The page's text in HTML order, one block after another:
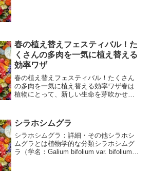
春の植え替えフェスティバル！た
くさんの多肉を一気に植え替える
効率ワザ
春の植え替えフェスティバル！たくさん
の多肉を一気に植え替える効率ワザ春は
植物にとって、新しい生命を芽吹かせる
るのに最適な時期を迎えます。この時期
に植え替えを行うことで、...
シラホシムグラ
シラホシムグラ：詳細・その他シラホシ
ムグラとは植物学的な分類シラホシムグ
ラ（学名：Galium bifolium var. bifolium）